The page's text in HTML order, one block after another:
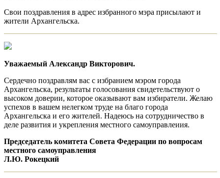
Свои поздравления в адрес избранного мэра присылают и
жители Архангельска.
Уважаемый Александр Викторович.
Сердечно поздравлям вас с избранием мэром города
Архангельска, результаты голосования свидетельствуют о
высоком доверии, которое оказывают вам избиратели. Желаю
успехов в вашем нелегком труде на благо города
Архангельска и его жителей. Надеюсь на сотрудничество в
деле развития и укрепления местного самоуправлеиия.
Председатель комитета Совета Федерации по вопросам
местного самоуправления
Л.Ю. Рокецкий